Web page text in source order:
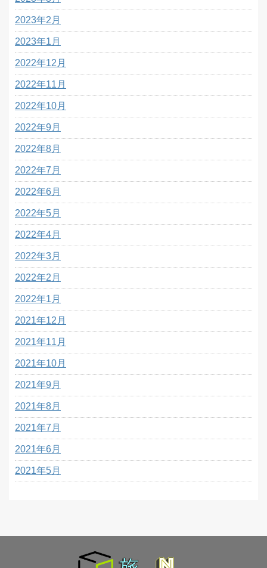
2023年2月
2023年1月
2022年12月
2022年11月
2022年10月
2022年9月
2022年8月
2022年7月
2022年6月
2022年5月
2022年4月
2022年3月
2022年2月
2022年1月
2021年12月
2021年11月
2021年10月
2021年9月
2021年8月
2021年7月
2021年6月
2021年5月